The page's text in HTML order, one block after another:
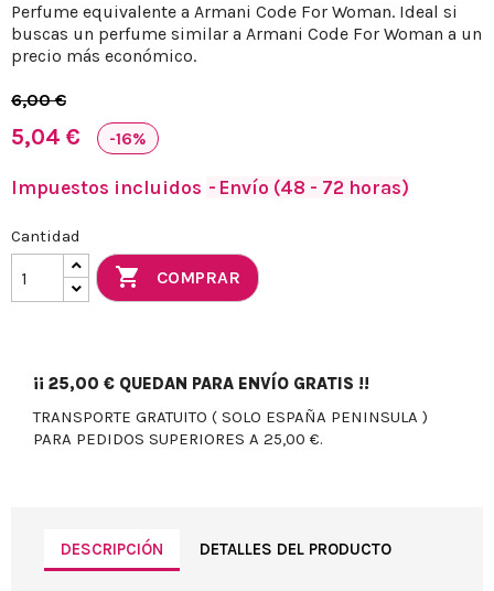
Perfume equivalente a Armani Code For Woman. Ideal si
buscas un perfume similar a Armani Code For Woman a un
precio más económico.
6,00 €
5,04 € -16%
Impuestos incluidos Envío (48 - 72 horas)
Cantidad
 COMPRAR
¡¡ 25,00 € QUEDAN PARA ENVÍO GRATIS !!
TRANSPORTE GRATUITO ( SOLO ESPAÑA PENINSULA )
PARA PEDIDOS SUPERIORES A 25,00 €.
DESCRIPCIÓN DETALLES DEL PRODUCTO